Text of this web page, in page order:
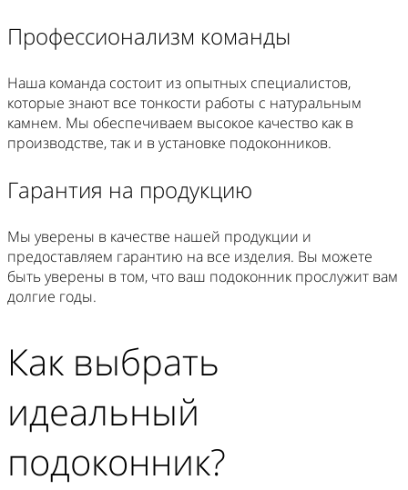
Профессионализм команды
Наша команда состоит из опытных специалистов,
которые знают все тонкости работы с натуральным
камнем. Мы обеспечиваем высокое качество как в
производстве, так и в установке подоконников.
Гарантия на продукцию
Мы уверены в качестве нашей продукции и
предоставляем гарантию на все изделия. Вы можете
быть уверены в том, что ваш подоконник прослужит вам
долгие годы.
Как выбрать
идеальный
подоконник?